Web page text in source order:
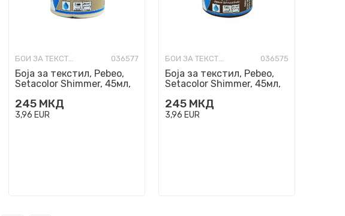
БОИ ЗА ТЕКСТИЛ 036577
Боја за текстил, Pebeo,
Setacolor Shimmer, 45мл,
245 МКД
3,96 EUR
БОИ ЗА ТЕКСТИЛ 036575
Боја за текстил, Pebeo,
Setacolor Shimmer, 45мл,
245 МКД
3,96 EUR